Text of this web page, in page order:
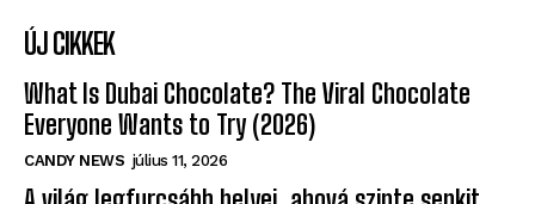
What Is Dubai Chocolate? The Viral Chocolate
Everyone Wants to Try (2026)
CANDY NEWS július 11, 2026
A világ legfurcsább helyei, ahová szinte senkit
nem engednek be